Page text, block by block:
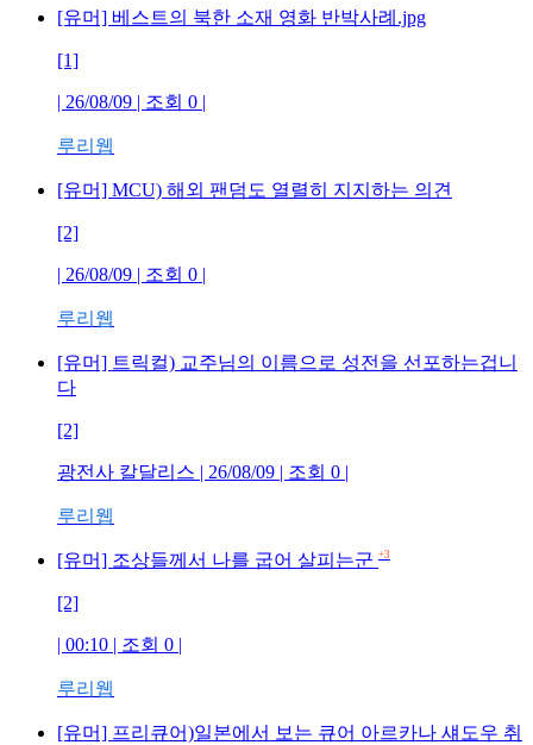
[유머] 베스트의 북한 소재 영화 반박사례.jpg
[1]
| 26/08/09 | 조회 0 |
루리웹
[유머] MCU) 해외 팬덤도 열렬히 지지하는 의견
[2]
| 26/08/09 | 조회 0 |
루리웹
[유머] 트릭컬) 교주님의 이름으로 성전을 선포하는겁니
다
[2]
광전사 칼달리스 | 26/08/09 | 조회 0 |
루리웹
[유머] 조상들께서 나를 굽어 살피는군 +3
[2]
| 00:10 | 조회 0 |
루리웹
[유머] 프리큐어)일본에서 보는 큐어 아르카나 섀도우 취